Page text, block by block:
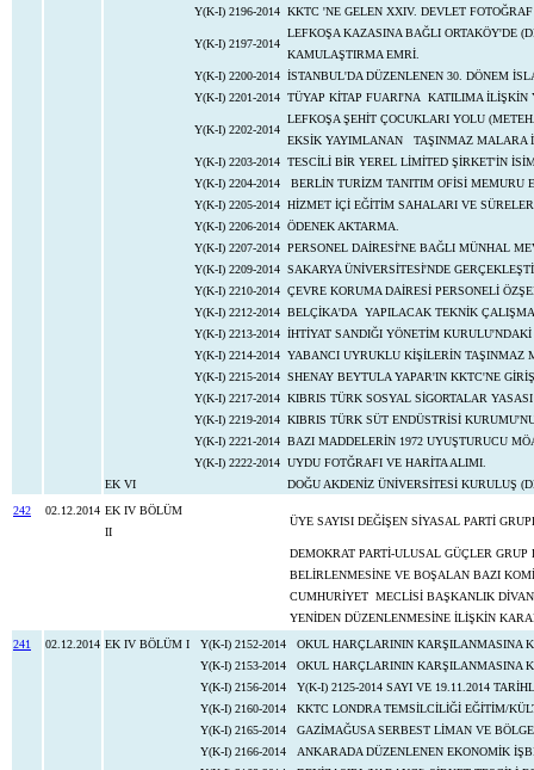
Y(K-I) 2196-2014 KKTC 'NE GELEN XXIV. DEVLET
Y(K-I) 2197-2014
LEFKOŞA KAZASINA BAĞLI ORTAKÖY'DE
KAMULAŞTIRMA EMRİ.
Y(K-I) 2200-2014 İSTANBUL'DA DÜZENLENEN 30. DÖNEM
Y(K-I) 2201-2014 TÜYAP KİTAP FUARI'NA KATILIMA İLİŞKİN
Y(K-I) 2202-2014
LEFKOŞA ŞEHİT ÇOCUKLARI YOLU
EKSİK YAYIMLANAN TAŞINMAZ MALARA
Y(K-I) 2203-2014 TESCİLİ BİR YEREL LİMİTED ŞİRKET'İN
Y(K-I) 2204-2014
BERLİN TURİZM TANITIM OFİSİ MEMURU
Y(K-I) 2205-2014 HİZMET İÇİ EĞİTİM SAHALARI VE
Y(K-I) 2206-2014 ÖDENEK AKTARMA.
Y(K-I) 2207-2014 PERSONEL DAİRESİ'NE BAĞLI MÜNHAL
Y(K-I) 2209-2014 SAKARYA ÜNİVERSİTESİ'NDE
Y(K-I) 2210-2014 ÇEVRE KORUMA DAİRESİ PERSONELİ
Y(K-I) 2212-2014 BELÇİKA'DA YAPILACAK TEKNİK
Y(K-I) 2213-2014 İHTİYAT SANDIĞI YÖNETİM
Y(K-I) 2214-2014 YABANCI UYRUKLU KİŞİLERİN TAŞINMAZ
Y(K-I) 2215-2014 SHENAY BEYTULA YAPAR'IN KKTC'NE
Y(K-I) 2217-2014 KIBRIS TÜRK SOSYAL SİGORTALAR
Y(K-I) 2219-2014 KIBRIS TÜRK SÜT ENDÜSTRİSİ
Y(K-I) 2221-2014 BAZI MADDELERİN 1972 UYUŞTURUCU
Y(K-I) 2222-2014 UYDU FOTĞRAFI VE HARİTA ALIMI.
EK VI
DOĞU AKDENİZ ÜNİVERSİTESİ KURULUŞ
242
02.12.2014 EK IV BÖLÜM
II
ÜYE SAYISI DEĞİŞEN SİYASAL PARTİ
DEMOKRAT PARTİ-ULUSAL GÜÇLER
BELİRLENMESİNE VE BOŞALAN BAZI
CUMHURİYET MECLİSİ BAŞKANLIK
YENİDEN DÜZENLENMESİNE İLİŞKİN
241
02.12.2014 EK IV BÖLÜM I Y(K-I) 2152-2014 OKUL HARÇLARININ KARŞILANMASINA
Y(K-I) 2153-2014
OKUL HARÇLARININ KARŞILANMASINA
Y(K-I) 2156-2014
Y(K-I) 2125-2014 SAYI VE 19.11.2014
Y(K-I) 2160-2014
KKTC LONDRA TEMSİLCİLİĞİ EĞİTİM/
Y(K-I) 2165-2014
GAZİMAĞUSA SERBEST LİMAN VE
Y(K-I) 2166-2014
ANKARADA DÜZENLENEN EKONOMİK